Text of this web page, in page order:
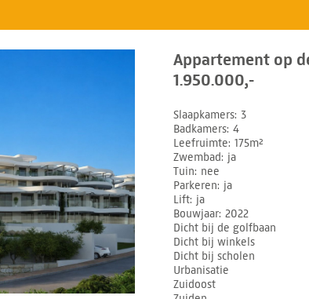
Appartement op
1.950.000,-
Slaapkamers 3
Badkamers 4
Leefruimte 175m²
Zwembad
ja
Tuin nee
Parkeren ja
Lift ja
Bouwjaar 2022
Dicht bij de golfbaan
Dicht bij winkels
Dicht bij scholen
Urbanisatie
Zuidoost